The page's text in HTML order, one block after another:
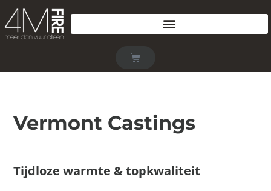
Vermont Castings
Tijdloze warmte & topkwaliteit